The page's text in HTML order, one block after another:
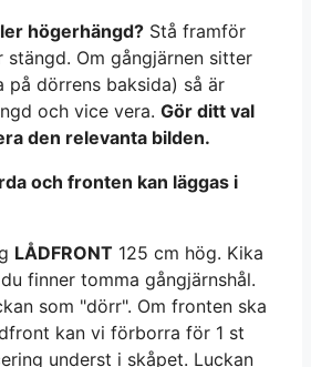
högerhängd? Stå framför
stängd. Om gångjärnen sitter
på dörrens baksida) så är
och vice vera. Gör ditt val
den relevanta bilden.
och fronten kan läggas i
LÅDFRONT 125 cm hög. Kika
finner tomma gångjärnshål.
som "dörr". Om fronten ska
kan vi förborra för 1 st
underst i skåpet. Luckan